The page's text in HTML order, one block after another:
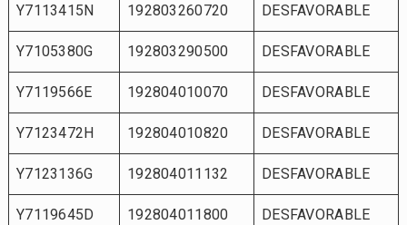
Y7113415N 192803260720 DESFAVORABLE
Y7105380G 192803290500 DESFAVORABLE
Y7119566E 192804010070 DESFAVORABLE
Y7123472H 192804010820 DESFAVORABLE
Y7123136G 192804011132 DESFAVORABLE
Y7119645D 192804011800 DESFAVORABLE